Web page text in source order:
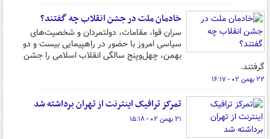
خادمان ملت در جشن انقلاب چه گفتند؟
سران قوا، مقامات، دولتمردان و شخصیت‌های
سیاسی امروز با حضور در راهپیمایی بیست و دو
بهمن، چهل‌وپنج سالگی انقلاب اسلامی را جشن
گرفتند.
۲۲ بهمن ۰۲ - ۱۶:۱۷
تمرکز ترافیک اینترنت از تهران برداشته شد
۲۱ بهمن ۰۲ - ۱۵:۱۸